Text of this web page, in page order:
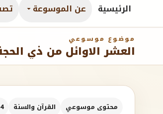
الرئيسية عن الموسوعة
موضوع موسوعي
العشر الاوائل من ذي
محتوى موسوعي القرآن والسنة